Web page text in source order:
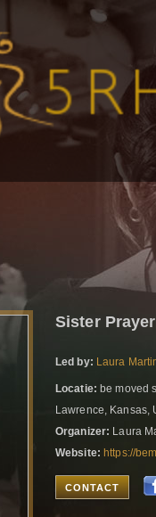
Sister
Led by: Laura
Locatie: be moved
Lawrence, Kansas,
Organizer: Laura
Website: https://
CONTACT